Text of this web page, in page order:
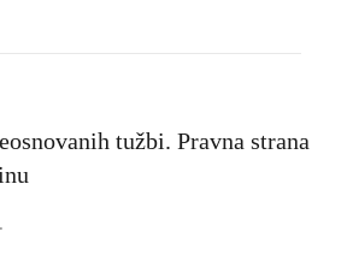
tužbi. Pravna strana